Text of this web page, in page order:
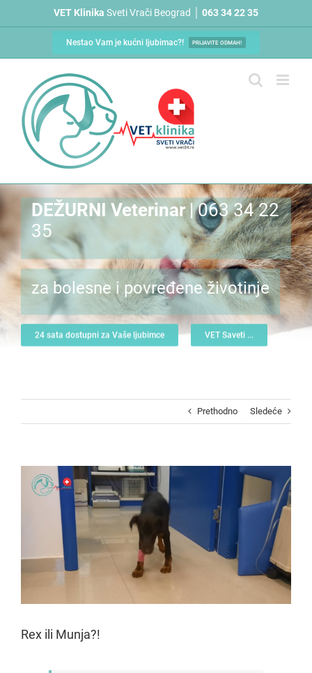
VET Klinika Sveti Vrači Beograd │ 063 34 22 35
Nestao Vam je kućni ljubimac?! PRIJAVITE ODMAH!
DEŽURNI Veterinar| 063 34 22
35
za bolesne i povređene životinje
24 sata dostupni za Vaše ljubimce VET Saveti ...
Prethodno Sledeće
Larger
Image
Rex ili Munja?!